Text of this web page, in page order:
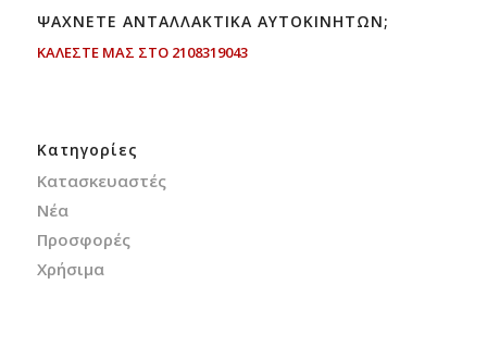
ΨΑΧΝΕΤΕ ΑΝΤΑΛΛΑΚΤΙΚΑ ΑΥΤΟΚΙΝΗΤΩΝ;
ΚΑΛΕΣΤΕ ΜΑΣ ΣΤΟ 2108319043
Kατηγορίες
Κατασκευαστές
Νέα
Προσφορές
Χρήσιμα